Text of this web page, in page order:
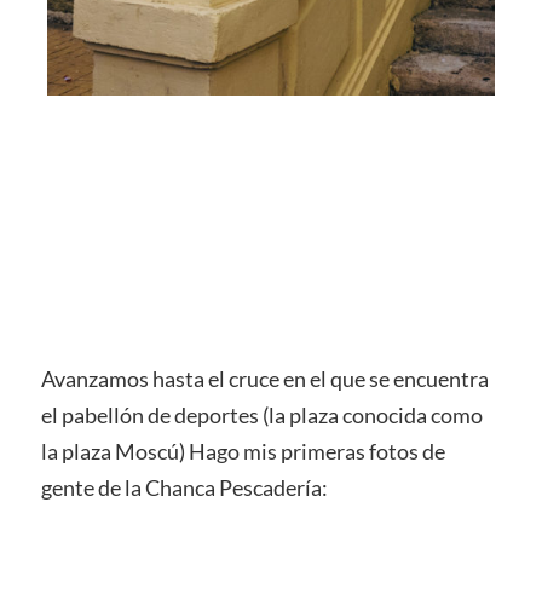
Avanzamos hasta el cruce en el que se encuentra
el pabellón de deportes (la plaza conocida como
la plaza Moscú) Hago mis primeras fotos de
gente de la Chanca Pescadería: